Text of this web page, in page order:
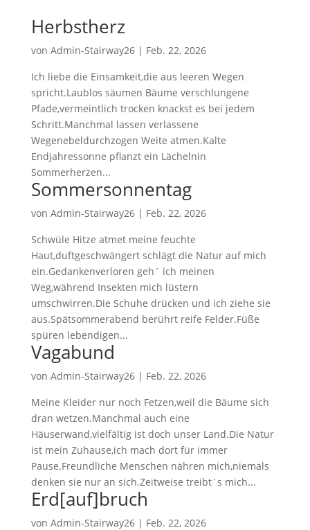
Herbstherz
von Admin-Stairway26| Feb. 22, 2026
Ich liebe die Einsamkeit,die aus leeren Wegen
spricht.Laublos säumen Bäume verschlungene
Pfade,vermeintlich trocken knackst es bei jedem
Schritt.Manchmal lassen verlassene
Wegenebeldurchzogen Weite atmen.Kalte
Endjahressonne pflanzt ein Lächelnin
Sommerherzen...
Sommersonnentag
von Admin-Stairway26| Feb. 22, 2026
Schwüle Hitze atmet meine feuchte
Haut,duftgeschwängert schlägt die Natur auf mich
ein.Gedankenverloren geh´ ich meinen
Weg,während Insekten mich lüstern
umschwirren.Die Schuhe drücken und ich ziehe sie
aus.Spätsommerabend berührt reife Felder.Füße
spüren lebendigen...
Vagabund
von Admin-Stairway26| Feb. 22, 2026
Meine Kleider nur noch Fetzen,weil die Bäume sich
dran wetzen.Manchmal auch eine
Häuserwand,vielfältig ist doch unser Land.Die Natur
ist mein Zuhause,ich mach dort für immer
Pause.Freundliche Menschen nähren mich,niemals
denken sie nur an sich.Zeitweise treibt´s mich...
Erd[auf]bruch
von Admin-Stairway26| Feb. 22, 2026